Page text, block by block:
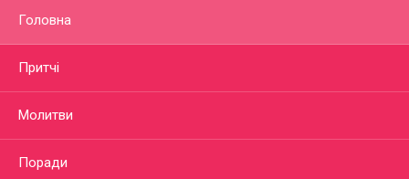
Головна
Притчі
Молитви
Поради